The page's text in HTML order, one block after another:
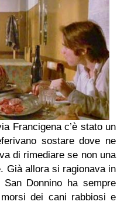
Francigena c’è stato un
sostare dove ne
di rimediare se non una
Già allora si ragionava in
Donnino ha sempre
dei cani rabbiosi e